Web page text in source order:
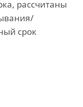
рассчитаны
срок